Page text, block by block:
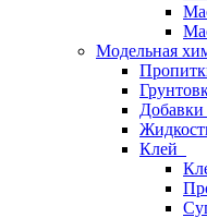
Модельная
Добавки
Клей